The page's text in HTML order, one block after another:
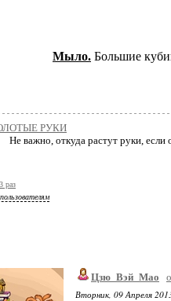
Мыло. Большие
РУКИ
Не важно, откуда растут руки, если
3 раз
Цзю_Вэй_Мао
Вторник, 09 Апреля